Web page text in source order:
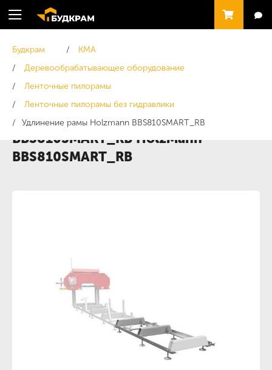
Будкрам
KMA
Деревообрабатывающее оборудование
Ленточные пилорамы
Ленточные пилорамы без гидравлики
Удлинение рамы Holzmann BBS810SMART_RB
Удлинение рамы Holzmann
BBS810SMART_RB HolzMann
BBS810SMART_RB